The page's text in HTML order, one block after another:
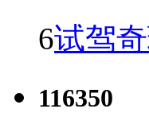
6试驾
116350